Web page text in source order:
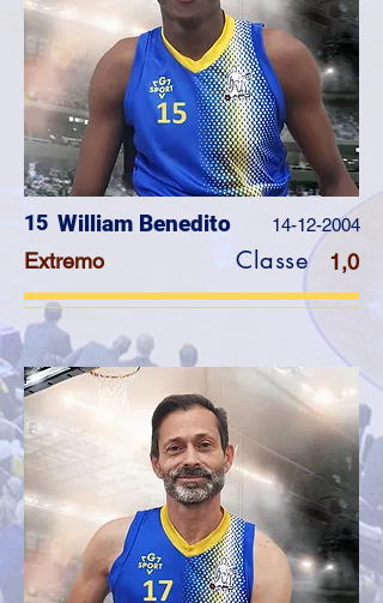
15 William Benedito 14-12-2004
Extremo Classe 1,0